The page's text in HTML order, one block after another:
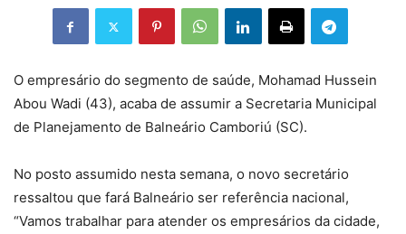
O empresário do segmento de saúde, Mohamad Hussein
Abou Wadi (43), acaba de assumir a Secretaria Municipal
de Planejamento de Balneário Camboriú (SC).
No posto assumido nesta semana, o novo secretário
ressaltou que fará Balneário ser referência nacional,
“Vamos trabalhar para atender os empresários da cidade,